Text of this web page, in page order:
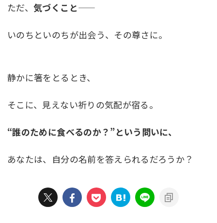
ただ、気づくこと
いのちといのちが出会う、その尊さに。
静かに箸をとるとき、
そこに、見えない祈りの気配が宿る。
“誰のために食べるのか？”という問いに、
あなたは、自分の名前を答えられるだろうか？